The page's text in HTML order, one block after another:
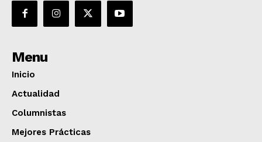
Menu
Inicio
Actualidad
Columnistas
Mejores Prácticas